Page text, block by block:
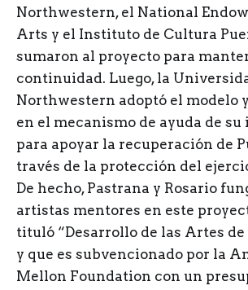
Northwestern, el National
Arts y el Instituto de Cultura
sumaron al proyecto para
continuidad. Luego, la
Northwestern adoptó el modelo
en el mecanismo de ayuda de
para apoyar la recuperación de
través de la protección del
De hecho, Pastrana y Rosario
artistas mentores en este
tituló “Desarrollo de las Artes de
y que es subvencionado por la
Mellon Foundation con un